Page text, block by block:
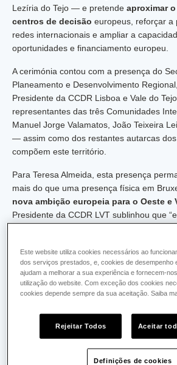
Lezíria do Tejo — e pretende aproximar
centros de decisão europeus, reforçar a
redes internacionais e ampliar a
oportunidades e financiamento europeu.
A cerimónia contou com a presença do
Planeamento e Desenvolvimento
Presidente da CCDR Lisboa e Vale do
representantes das três Comunidades
Manuel Jorge Valamatos, João Teixeira
— assim como dos restantes autarcas dos
compõem este território.
Para Teresa Almeida, esta presença
mais do que uma presença física em
nova ambição europeia para o Oeste e
Presidente da CCDR LVT sublinhou que
municípios e as Comunidades
de oportunidades, reforçar a participação
internacionais e valorizar os ativos da
A Presidente da CCDR LVT destacou
“importância desta iniciativa” e estará
para que esta presença se traduza em
desenvolvimento regional”, afirmou.
Este website utiliza cookies necessários ao
dos serviços prestados, e, cookies de desempenho
ajudam a melhorar a sua experiência e fornecem-
utilização do website. Com exceção dos cookies
cookies depende sempre da sua aceitação. Saiba
Rejeitar Todos Aceitar
Definições de cookies